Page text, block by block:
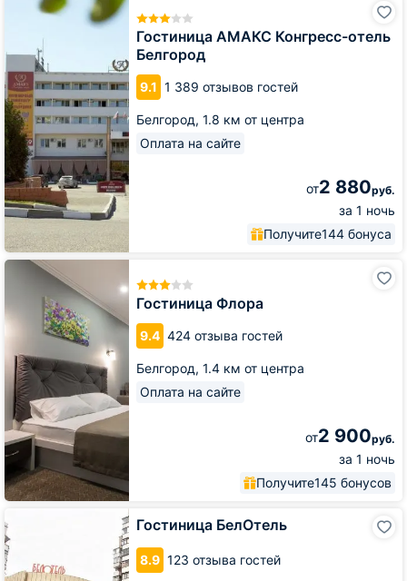
Гостиница АМАКС Конгресс-отель
Белгород
9.1 1 389 отзывов гостей
Белгород, 1.8 км от центра
Оплата на сайте
от2 880руб.
за 1 ночь
Получите144 бонуса
АМАКС
отель
Белгород
Гостиница Флора
9.4 424 отзыва гостей
Белгород, 1.4 км от центра
Оплата на сайте
от2 900руб.
за 1 ночь
Получите145 бонусов
Гостиница
Гостиница БелОтель
8.9 123 отзыва гостей
БелОтель